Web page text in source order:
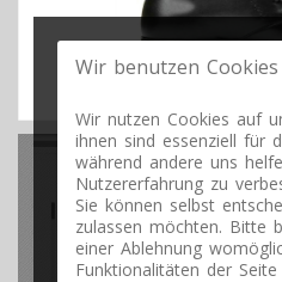
Wir benutzen Cookies
Wir nutzen Cookies auf
ihnen sind essenziell für
während andere uns
Nutzererfahrung zu
Sie können selbst
zulassen möchten. Bitte
einer Ablehnung
Funktionalitäten der